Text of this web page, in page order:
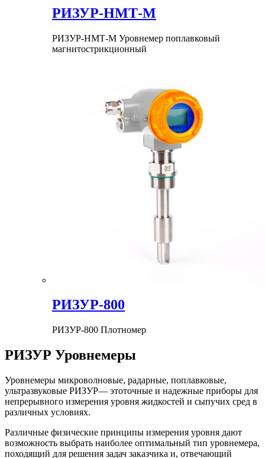
РИЗУР‑НМТ-М
РИЗУР‑НМТ-М Уровнемер поплавковый
магнитострикционный
РИЗУР-800
РИЗУР-800 Плотномер
РИЗУР Уровнемеры
Уровнемеры микроволновые, радарные, поплавковые,
ультразвуковые РИЗУР— этоточные и надежные приборы для
непрерывного измерения уровня жидкостей и сыпучих сред в
различных условиях.
Различные физические принципы измерения уровня дают
возможность выбрать наиболее оптимальный тип уровнемера,
походящий для решения задач заказчика и, отвечающий